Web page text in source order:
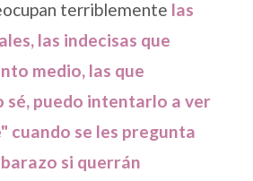
terriblemente las
las indecisas que
medio, las que
sé, puedo intentarlo a ver
cuando se les pregunta
si querrán